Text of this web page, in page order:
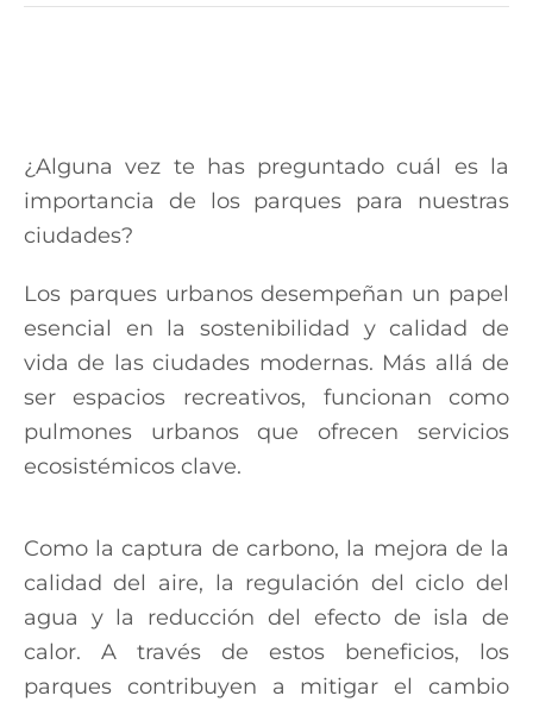
¿Alguna vez te has preguntado cuál es la
importancia de los parques para nuestras
ciudades?
Los parques urbanos desempeñan un papel
esencial en la sostenibilidad y calidad de
vida de las ciudades modernas. Más allá de
ser espacios recreativos, funcionan como
pulmones urbanos que ofrecen servicios
ecosistémicos clave.
Como la captura de carbono, la mejora de la
calidad del aire, la regulación del ciclo del
agua y la reducción del efecto de isla de
calor. A través de estos beneficios, los
parques contribuyen a mitigar el cambio